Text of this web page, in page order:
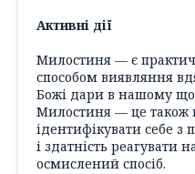
Активні дії
Милостиня — є
способом виявляння
Божі дари в нашому
Милостиня — це також
ідентифікувати себе з
і здатність реагувати
осмислений спосіб.